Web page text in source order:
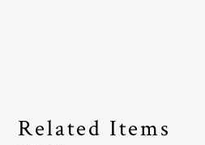
Related Items